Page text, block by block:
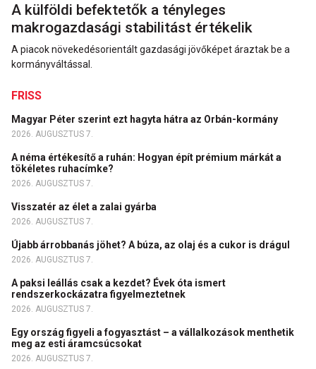
A külföldi befektetők a tényleges
makrogazdasági stabilitást értékelik
A piacok növekedésorientált gazdasági jövőképet áraztak be a
kormányváltással.
FRISS
Magyar Péter szerint ezt hagyta hátra az Orbán-kormány
2026. AUGUSZTUS 7.
A néma értékesítő a ruhán: Hogyan épít prémium márkát a
tökéletes ruhacímke?
2026. AUGUSZTUS 7.
Visszatér az élet a zalai gyárba
2026. AUGUSZTUS 7.
Újabb árrobbanás jöhet? A búza, az olaj és a cukor is drágul
2026. AUGUSZTUS 7.
A paksi leállás csak a kezdet? Évek óta ismert
rendszerkockázatra figyelmeztetnek
2026. AUGUSZTUS 7.
Egy ország figyeli a fogyasztást – a vállalkozások menthetik
meg az esti áramcsúcsokat
2026. AUGUSZTUS 7.